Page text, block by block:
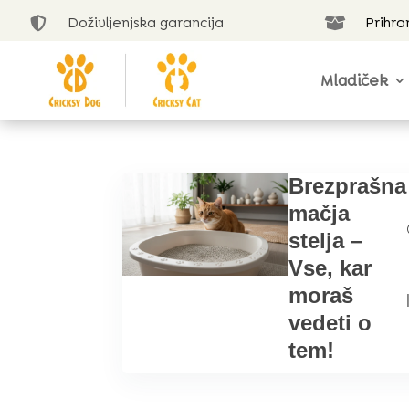
 Doživljenjska garancija 
Mladiček
Brezprašna
mačja
stelja –
Vse, kar
moraš
vedeti o
tem!
|